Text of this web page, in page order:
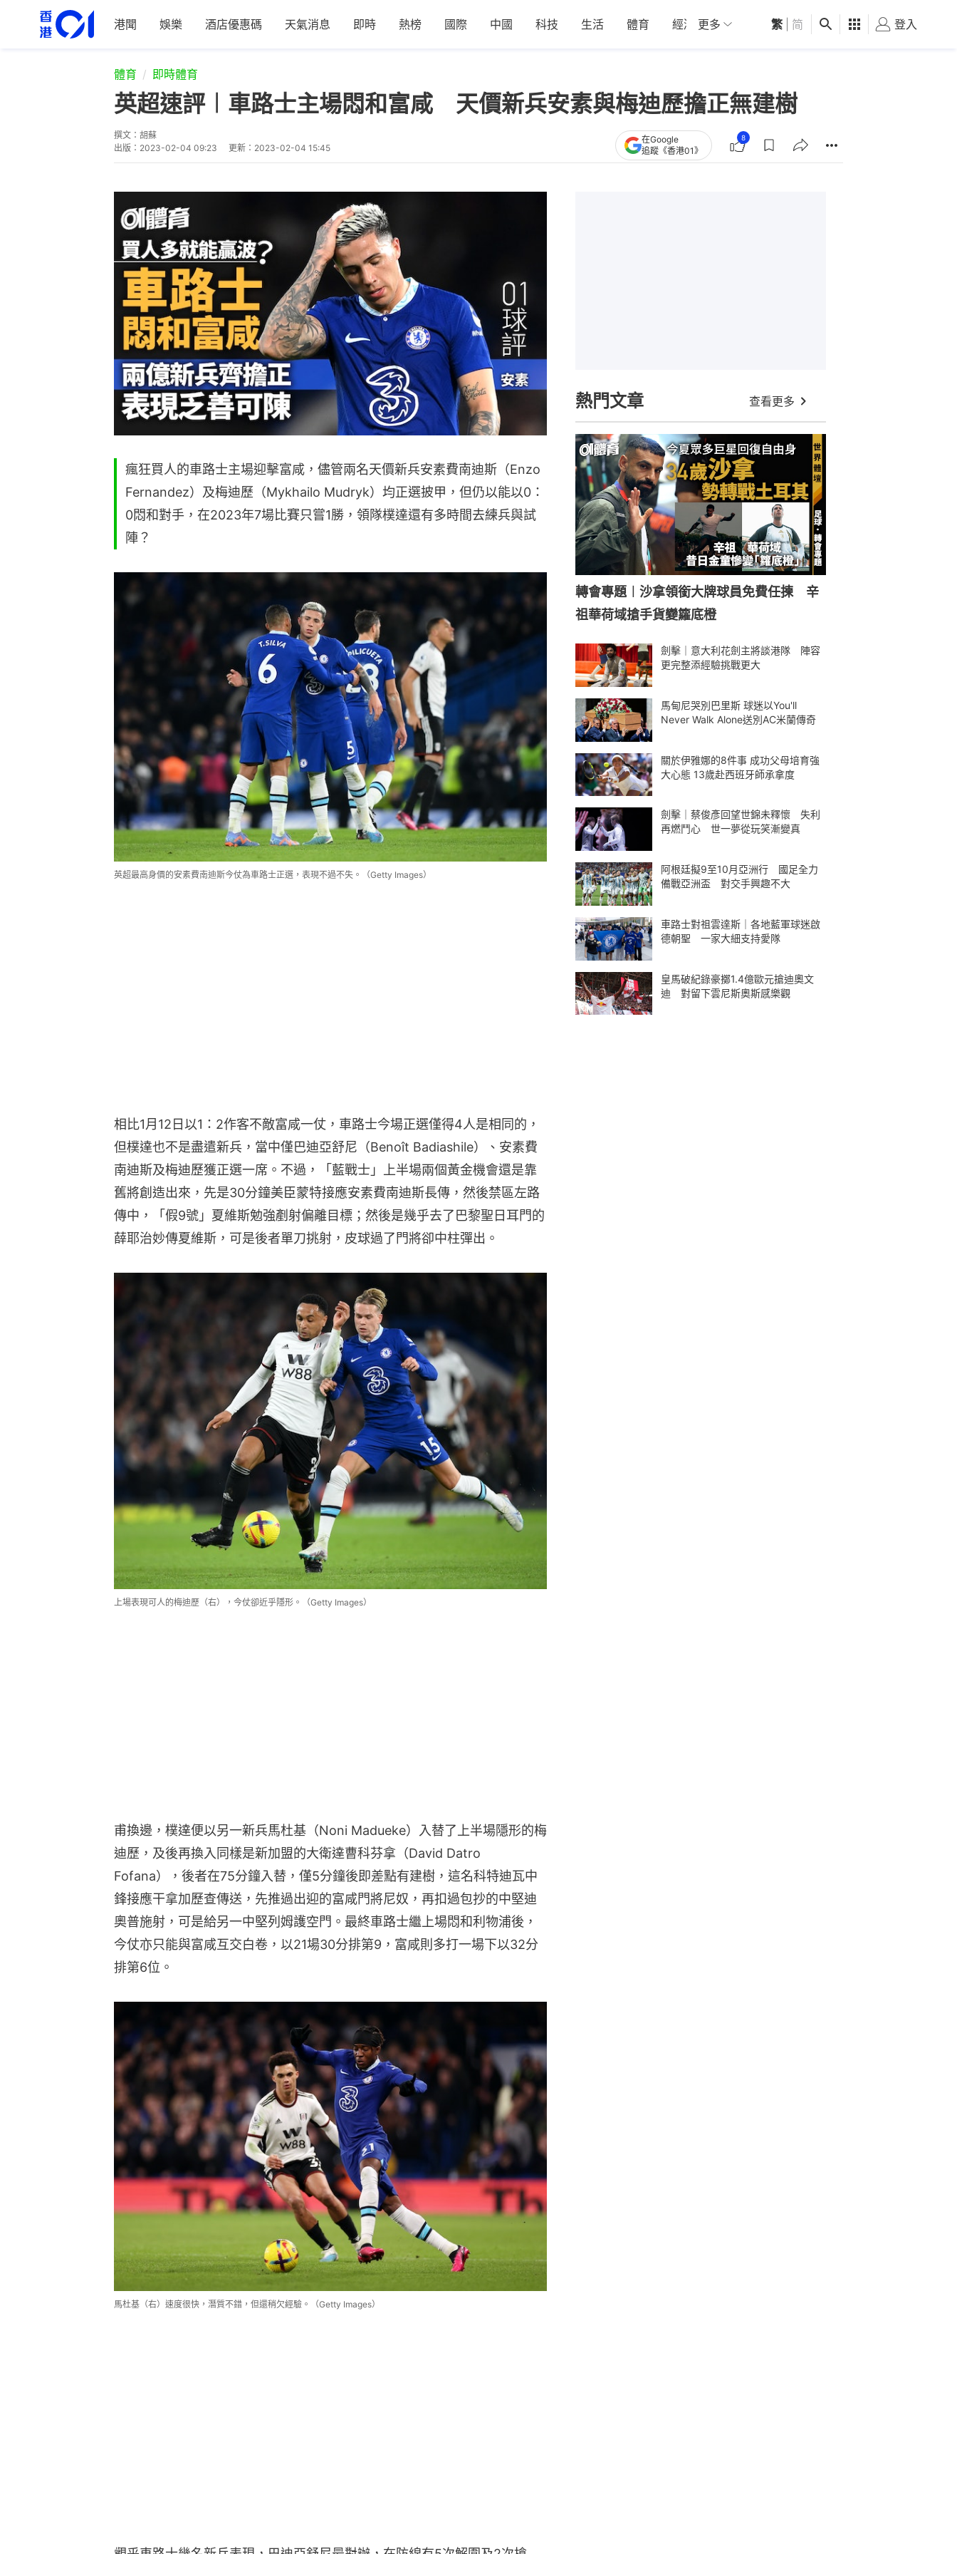
港聞 娛樂 酒店優惠碼 天氣消息 即時 熱榜 國際 中國 科技 生活 體育 經濟 01深圳 觀點 健康 好食玩飛
更多 繁 简 登入
體育 即時體育
英超速評︱車路士主場悶和富咸 天價新兵安素與梅迪歷擔正無建樹
撰文： 胡蘇
出版： 2023-02-04 09:23 更新： 2023-02-04 15:45
在Google
追蹤《香港01》
8
瘋狂買人的車路士主場迎擊富咸，儘管兩名天價新兵安素費南迪斯（Enzo
Fernandez）及梅迪歷（Mykhailo Mudryk）均正選披甲，但仍以能以0：
0悶和對手，在2023年7場比賽只嘗1勝，領隊樸達還有多時間去練兵與試
陣？
英超最高身價的安素費南迪斯今仗為車路士正選，表現不過不失。（Getty Images）
相比1月12日以1：2作客不敵富咸一仗，車路士今場正選僅得4人是相同的，
但樸達也不是盡遣新兵，當中僅巴迪亞舒尼（Benoît Badiashile）、安素費
南迪斯及梅迪歷獲正選一席。不過，「藍戰士」上半場兩個黃金機會還是靠
舊將創造出來，先是30分鐘美臣蒙特接應安素費南迪斯長傳，然後禁區左路
傳中，「假9號」夏維斯勉強剷射偏離目標；然後是幾乎去了巴黎聖日耳門的
薛耶治妙傳夏維斯，可是後者單刀挑射，皮球過了門將卻中柱彈出。
上場表現可人的梅迪歷（右），今仗卻近乎隱形。（Getty Images）
甫換邊，樸達便以另一新兵馬杜基（Noni Madueke）入替了上半場隱形的梅
迪歷，及後再換入同樣是新加盟的大衛達曹科芬拿（David Datro
Fofana），後者在75分鐘入替，僅5分鐘後即差點有建樹，這名科特迪瓦中
鋒接應干拿加歷查傳送，先推過出迎的富咸門將尼奴，再扣過包抄的中堅迪
奧普施射，可是給另一中堅列姆護空門。最終車路士繼上場悶和利物浦後，
今仗亦只能與富咸互交白卷，以21場30分排第9，富咸則多打一場下以32分
排第6位。
馬杜基（右）速度很快，潛質不錯，但還稍欠經驗。（Getty Images）
熱門文章 查看更多
轉會專題︱沙拿領銜大牌球員免費任揀 辛
祖華荷域搶手貨變籮底橙
劍擊｜意大利花劍主將談港隊 陣容
更完整添經驗挑戰更大
馬甸尼哭別巴里斯 球迷以You'll
Never Walk Alone送別AC米蘭傳奇
關於伊雅娜的8件事 成功父母培育強
大心態 13歲赴西班牙師承拿度
劍擊｜蔡俊彥回望世錦未釋懷 失利
再燃鬥心 世一夢從玩笑漸變真
阿根廷擬9至10月亞洲行 國足全力
備戰亞洲盃 對交手興趣不大
車路士對祖雲達斯｜各地藍軍球迷啟
德朝聖 一家大細支持愛隊
皇馬破紀錄豪擲1.4億歐元搶迪奧文
迪 對留下雲尼斯奧斯感樂觀